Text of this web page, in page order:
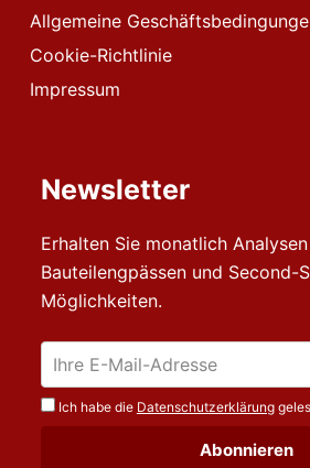
Allgemeine
Cookie-Richtlinie
Impressum
Newsletter
Erhalten Sie monatlich
Bauteilengpässen und Second-
Möglichkeiten.
Ich habe die Datenschutzerklärung